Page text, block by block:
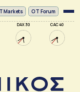
DAX 30 CAC 40
Markets OT Forum